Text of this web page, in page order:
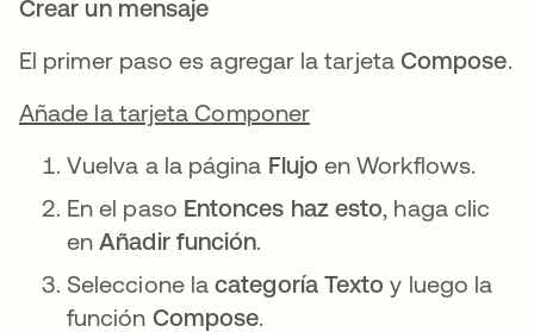
Crear un mensaje
El primer paso es agregar la tarjeta Compose.
Añade la tarjeta Componer
Vuelva a la página Flujo en Workflows.
En el paso Entonces haz esto, haga clic
enAñadir función.
Seleccione lacategoría Texto y luego la
función Compose.